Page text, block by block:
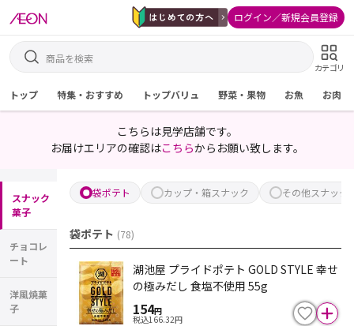
ログイン／新規会員登録
カテゴリ
トップ 特集・おすすめ トップバリュ 野菜・果物 お魚 お肉
こちらは見学店舗です。
お届けエリアの確認はこちらからお願い致します。
スナック
菓子
チョコレ
ート
洋風焼菓
子
袋ポテト カップ・箱スナック その他スナック
袋ポテト (78)
湖池屋 プライドポテト GOLD STYLE 幸せ
の極みだし 食塩不使用 55g
154円
税込166.32円